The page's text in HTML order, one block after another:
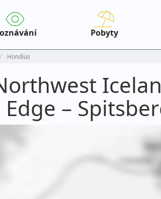
Pobyty
Hondius
Edge –